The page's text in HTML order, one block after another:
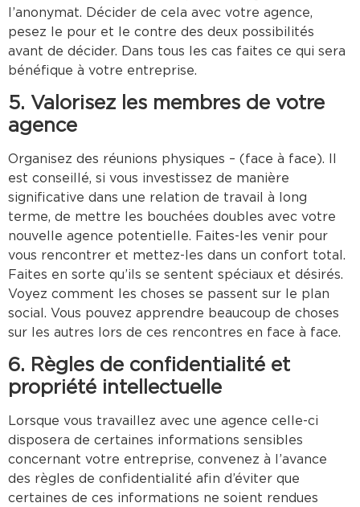
l’anonymat. Décider de cela avec votre agence,
pesez le pour et le contre des deux possibilités
avant de décider. Dans tous les cas faites ce qui sera
bénéfique à votre entreprise.
5. Valorisez les membres de votre
agence
Organisez des réunions physiques – (face à face). Il
est conseillé, si vous investissez de manière
significative dans une relation de travail à long
terme, de mettre les bouchées doubles avec votre
nouvelle agence potentielle. Faites-les venir pour
vous rencontrer et mettez-les dans un confort total.
Faites en sorte qu’ils se sentent spéciaux et désirés.
Voyez comment les choses se passent sur le plan
social. Vous pouvez apprendre beaucoup de choses
sur les autres lors de ces rencontres en face à face.
6. Règles de confidentialité et
propriété intellectuelle
Lorsque vous travaillez avec une agence celle-ci
disposera de certaines informations sensibles
concernant votre entreprise, convenez à l’avance
des règles de confidentialité afin d’éviter que
certaines de ces informations ne soient rendues